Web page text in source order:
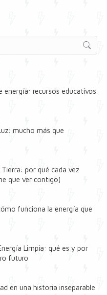
energía: recursos educativos
mucho más que
por qué cada vez
que ver contigo)
funciona la energía que
Limpia: qué es y por
futuro
en una historia inseparable